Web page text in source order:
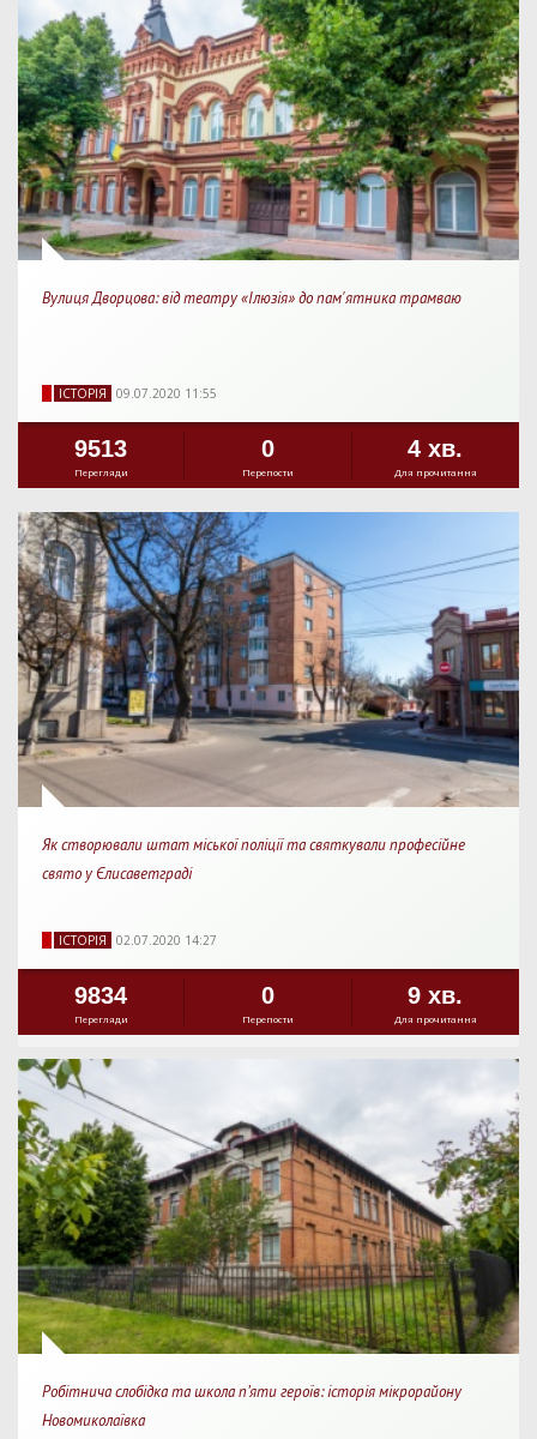
Вулиця Дворцова: від театру «Ілюзія» до пам'ятника трамваю
IСТОРIЯ 09.07.2020 11:55
9513
Перегляди
0
Перепости
4 хв.
Для прочитання
Як створювали штат міської поліції та святкували професійне
свято у Єлисаветграді
IСТОРIЯ 02.07.2020 14:27
9834
Перегляди
0
Перепости
9 хв.
Для прочитання
Робітнича слобідка та школа п’яти героїв: історія мікрорайону
Новомиколаївка